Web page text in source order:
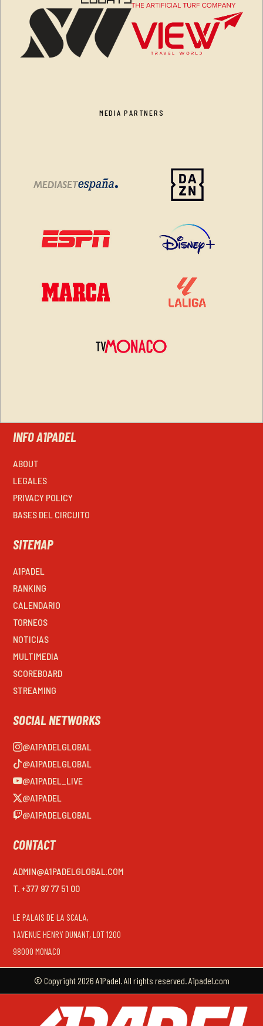
MEDIA PARTNERS
INFO A1PADEL
ABOUT
LEGALES
PRIVACY POLICY
BASES DEL CIRCUITO
SITEMAP
A1PADEL
RANKING
CALENDARIO
TORNEOS
NOTICIAS
MULTIMEDIA
SCOREBOARD
STREAMING
SOCIAL NETWORKS
@A1PADELGLOBAL
@A1PADELGLOBAL
@A1PADEL_LIVE
@A1PADEL
@A1PADELGLOBAL
CONTACT
ADMIN@A1PADELGLOBAL.COM
T. +377 97 77 51 00
LE PALAIS DE LA SCALA,
1 AVENUE HENRY DUNANT, LOT 1200
98000 MONACO
© Copyright 2026 A1Padel. All rights reserved. A1padel.com